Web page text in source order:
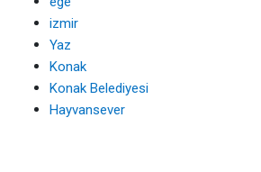
izmir
Yaz
Konak
Konak Belediyesi
Hayvansever